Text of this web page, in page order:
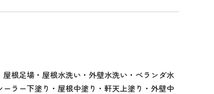
足場・屋根水洗い・外壁水洗い・ベランダ水
ラー下塗り・屋根中塗り・軒天上塗り・外壁中